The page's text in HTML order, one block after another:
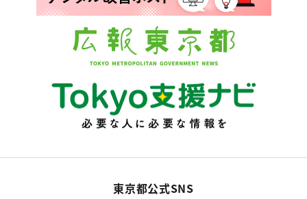
東京都公式SNS